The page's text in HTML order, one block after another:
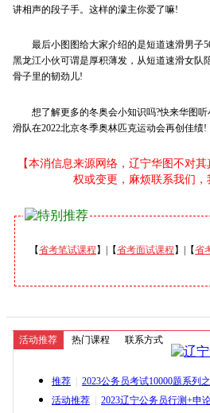
讲相声的段子手。这样的濛主你爱了嘛!
最后小图图给大家介绍的是短道速滑男子
黑龙江小伙可谓是厚积薄发，从短道速滑女队
骨子里的韧劲儿!
想了解更多的冬奥会小知识吗?快来华图听
滑队在2022北京冬季奥林匹克运动会再创佳绩!
【本消信息来源网络，辽宁华图不对
权或变更，麻烦联系我们，
【省考笔试课程】|【省考面试课程】|【省
活动推荐 热门课程 联系方式
推荐 2023公务员考试10000题系列
活动推荐 2023辽宁公务员行测+申